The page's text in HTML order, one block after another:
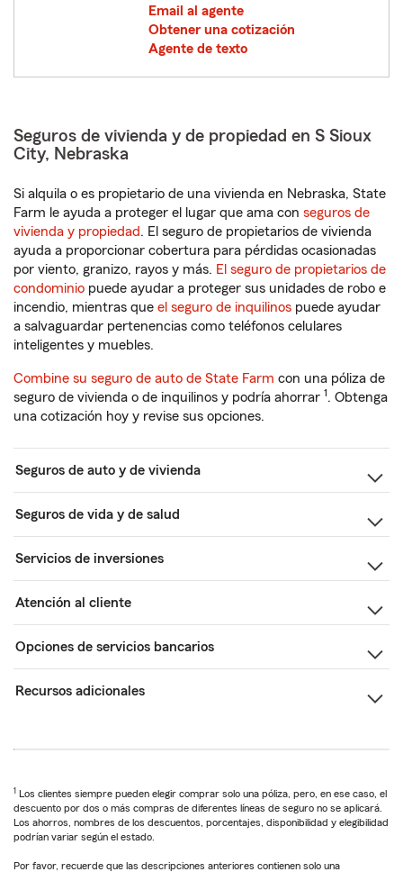
Email al agente
Obtener una cotización
Agente de texto
Seguros de vivienda y de propiedad en S Sioux
City, Nebraska
Si alquila o es propietario de una vivienda en Nebraska, State
Farm le ayuda a proteger el lugar que ama con seguros de
vivienda y propiedad. El seguro de propietarios de vivienda
ayuda a proporcionar cobertura para pérdidas ocasionadas
por viento, granizo, rayos y más. El seguro de propietarios de
condominio puede ayudar a proteger sus unidades de robo e
incendio, mientras que el seguro de inquilinos puede ayudar
a salvaguardar pertenencias como teléfonos celulares
inteligentes y muebles.
Combine su seguro de auto de State Farm con una póliza de
seguro de vivienda o de inquilinos y podría ahorrar 1. Obtenga
una cotización hoy y revise sus opciones.
Seguros de auto y de vivienda
Seguros de vida y de salud
Servicios de inversiones
Atención al cliente
Opciones de servicios bancarios
Recursos adicionales
1 Los clientes siempre pueden elegir comprar solo una póliza, pero, en ese caso, el
descuento por dos o más compras de diferentes líneas de seguro no se aplicará.
Los ahorros, nombres de los descuentos, porcentajes, disponibilidad y elegibilidad
podrían variar según el estado.
Por favor, recuerde que las descripciones anteriores contienen solo una